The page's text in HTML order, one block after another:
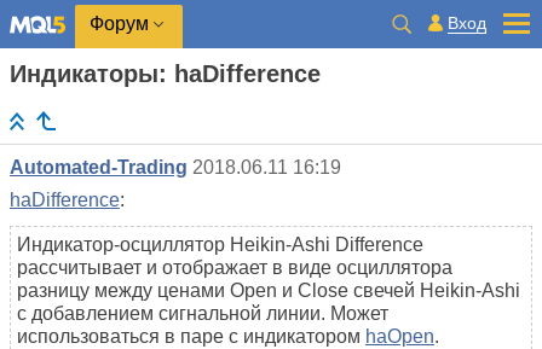
Форум Вход
Индикаторы: haDifference
Automated-Trading 2018.06.11 16:19
haDifference:
Индикатор-осциллятор Heikin-Ashi Difference
рассчитывает и отображает в виде осциллятора
разницу между ценами Open и Close свечей Heikin-Ashi
с добавлением сигнальной линии. Может
использоваться в паре с индикатором haOpen.